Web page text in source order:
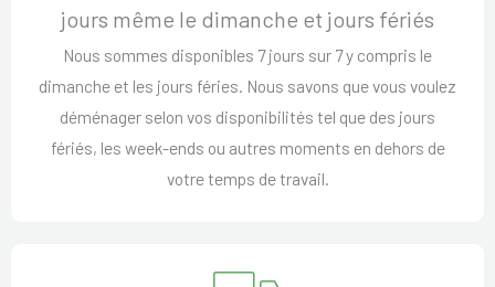
jours même le dimanche et jours fériés
Nous sommes disponibles 7 jours sur 7 y compris le
dimanche et les jours féries. Nous savons que vous voulez
déménager selon vos disponibilités tel que des jours
fériés, les week-ends ou autres moments en dehors de
votre temps de travail.